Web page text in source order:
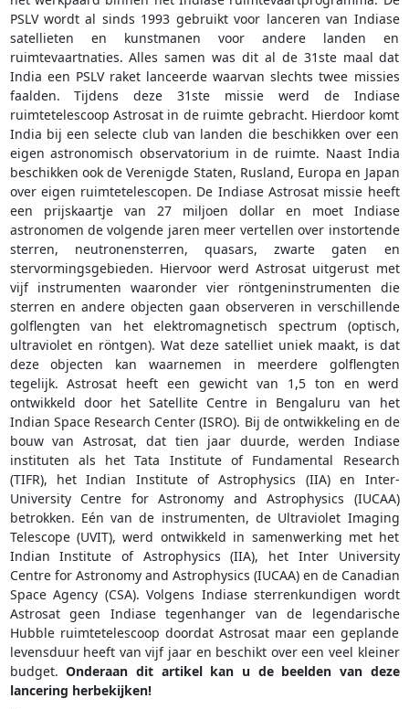
PSLV wordt al sinds 1993 gebruikt voor lanceren van Indiase
satellieten en kunstmanen voor andere landen en
ruimtevaartnaties. Alles samen was dit al de 31ste maal dat
India een PSLV raket lanceerde waarvan slechts twee missies
faalden. Tijdens deze 31ste missie werd de Indiase
ruimtetelescoop Astrosat in de ruimte gebracht. Hierdoor komt
India bij een selecte club van landen die beschikken over een
eigen astronomisch observatorium in de ruimte. Naast India
beschikken ook de Verenigde Staten, Rusland, Europa en Japan
over eigen ruimtetelescopen. De Indiase Astrosat missie heeft
een prijskaartje van 27 miljoen dollar en moet Indiase
astronomen de volgende jaren meer vertellen over instortende
sterren, neutronensterren, quasars, zwarte gaten en
stervormingsgebieden. Hiervoor werd Astrosat uitgerust met
vijf instrumenten waaronder vier röntgeninstrumenten die
sterren en andere objecten gaan observeren in verschillende
golflengten van het elektromagnetisch spectrum (optisch,
ultraviolet en röntgen). Wat deze satelliet uniek maakt, is dat
deze objecten kan waarnemen in meerdere golflengten
tegelijk. Astrosat heeft een gewicht van 1,5 ton en werd
ontwikkeld door het Satellite Centre in Bengaluru van het
Indian Space Research Center (ISRO). Bij de ontwikkeling en de
bouw van Astrosat, dat tien jaar duurde, werden Indiase
instituten als het Tata Institute of Fundamental Research
(TIFR), het Indian Institute of Astrophysics (IIA) en Inter-
University Centre for Astronomy and Astrophysics (IUCAA)
betrokken. Eén van de instrumenten, de Ultraviolet Imaging
Telescope (UVIT), werd ontwikkeld in samenwerking met het
Indian Institute of Astrophysics (IIA), het Inter University
Centre for Astronomy and Astrophysics (IUCAA) en de Canadian
Space Agency (CSA). Volgens Indiase sterrenkundigen wordt
Astrosat geen Indiase tegenhanger van de legendarische
Hubble ruimtetelescoop doordat Astrosat maar een geplande
levensduur heeft van vijf jaar en beschikt over een veel kleiner
budget.Onderaan dit artikel kan u de beelden van deze
lancering herbekijken!